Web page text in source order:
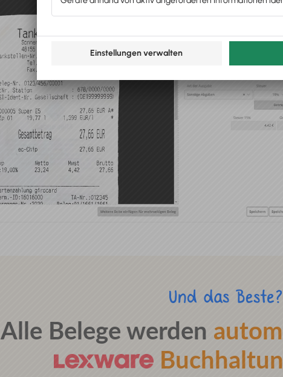
Alle Belege werden